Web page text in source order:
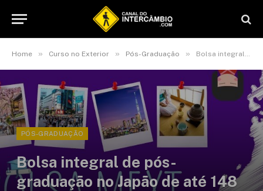
Home » Curso no Exterior » Pós-Graduação » Bolsa integral de pós-graduação no Japão de até 148 mil ienes
PÓS-GRADUAÇÃO
Bolsa integral de pós-
graduação no Japão de até 148